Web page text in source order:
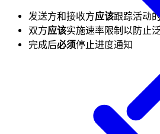
发送方和接收方应该跟踪活动
双方应该实施速率限制以防止
完成后必须停止进度通知